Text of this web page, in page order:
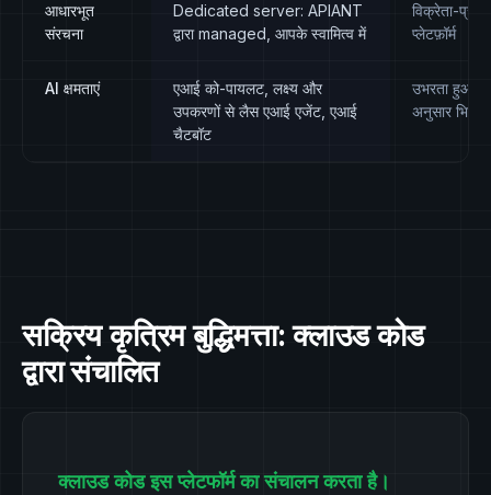
आधारभूत
संरचना
Dedicated server: APIANT
द्वारा managed, आपके स्वामित्व में
विक्रेता-
प्लेटफ़ॉर्म
AI क्षमताएं
एआई को-पायलट, लक्ष्य और
उपकरणों से लैस एआई एजेंट, एआई
चैटबॉट
उभरता हुआ:
अनुसार भिन्न
सक्रिय कृत्रिम बुद्धिमत्ता: क्लाउड कोड
द्वारा संचालित
क्लाउड कोड इस प्लेटफॉर्म का संचालन करता है।